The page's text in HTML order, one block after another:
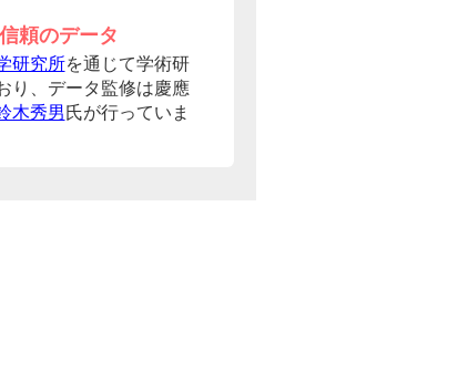
頼のデータ
研究所を通じて学術研
り、データ監修は慶應
木秀男 氏が行っていま